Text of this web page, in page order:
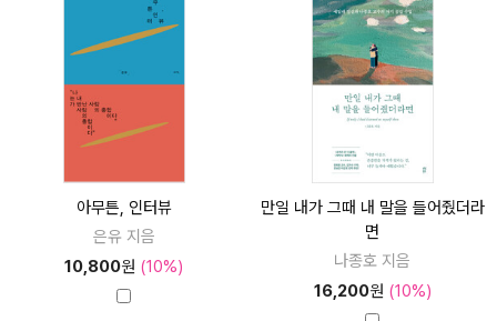
아무튼, 인터뷰
은유 지음
10,800원 (10%)
만일 내가 그때 내 말을 들어줬더라
면
나종호 지음
16,200원 (10%)